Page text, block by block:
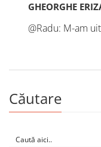
GHEORGHE
@Radu: M-am
Căutare